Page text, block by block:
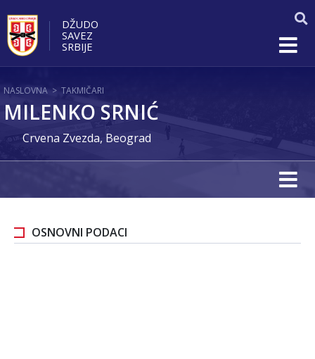
DŽUDO
SAVEZ
SRBIJE
NASLOVNA > TAKMIČARI
MILENKO SRNIĆ
Crvena Zvezda, Beograd
OSNOVNI PODACI